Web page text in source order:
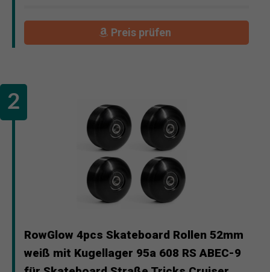
Preis prüfen
RowGlow 4pcs Skateboard Rollen 52mm
weiß​ mit Kugellager 95a 608 RS ABEC-9